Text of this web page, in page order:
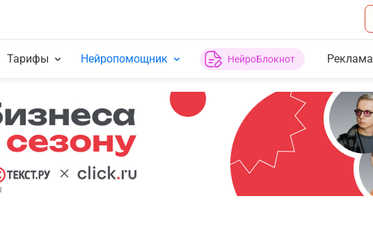
Тарифы Нейропомощник НейроБлокнот Реклама